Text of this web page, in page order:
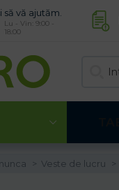
vă ajutăm.
Lu - Vin: 9:00 -
18:00
Veste de lucru